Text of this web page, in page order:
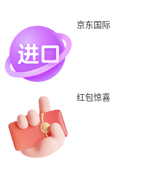
京东国际
红包惊喜